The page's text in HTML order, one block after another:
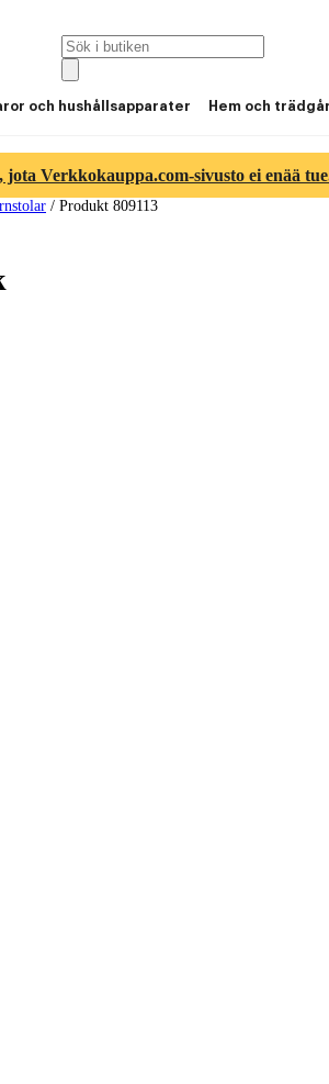
och hushållsapparater Hem och
jota Verkkokauppa.com-sivusto ei enää
/ Produkt 809113